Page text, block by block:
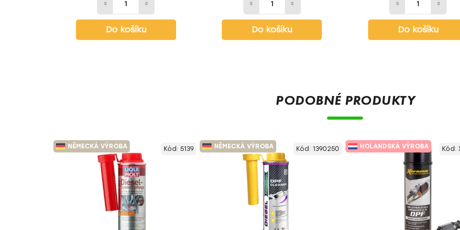
Do košíku Do košíku Do košíku
PODOBNÉ PRODUKTY
NĚMECKÁ VÝROBA Kód: 5139 NĚMECKÁ VÝROBA Kód: 1390250 HOLANDSKÁ VÝROBA Kód: